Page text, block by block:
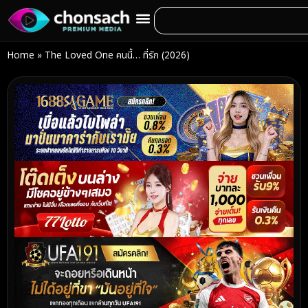
Home » The Loved One คนนี้… ที่รัก (2026)